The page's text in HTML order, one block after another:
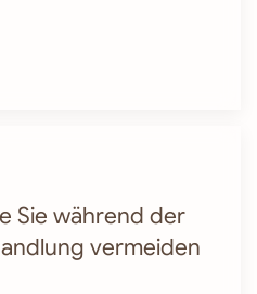
Sie während der
vermeiden